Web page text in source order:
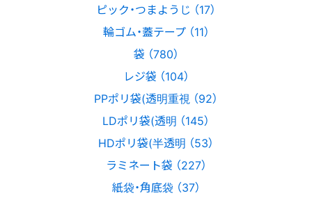
ピック・つまようじ （17）
輪ゴム・蓋テープ （11）
袋 （780）
レジ袋 （104）
PPポリ袋(透明重視 （92）
LDポリ袋(透明 （145）
HDポリ袋(半透明 （53）
ラミネート袋 （227）
紙袋・角底袋 （37）